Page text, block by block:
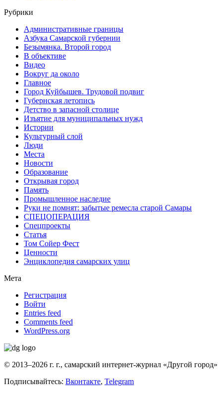
Рубрики
Административные границы
Азбука Самарской губернии
Безымянка. Второй город
В объективе
Видео
Вокруг да около
Главное
Город Куйбышев. Трудовой подвиг
Губернская летопись
Детство в запасной столице
Изъятие для муниципальных нужд
Истории
Культурный слой
Люди
Места
Новости
Образование
Открывая город
Память
Промышленное наследие
Руки не помнят: забытые ремесла старой Самары
СПЕЦОПЕРАЦИЯ
Спецпроекты
Статья
Том Сойер Фест
Ценности
Энциклопедия самарских улиц
Мета
Регистрация
Войти
Entries feed
Comments feed
WordPress.org
© 2013–2026 г. г., самарский интернет-журнал «Другой город»
Подписывайтесь: Вконтакте, Telegram